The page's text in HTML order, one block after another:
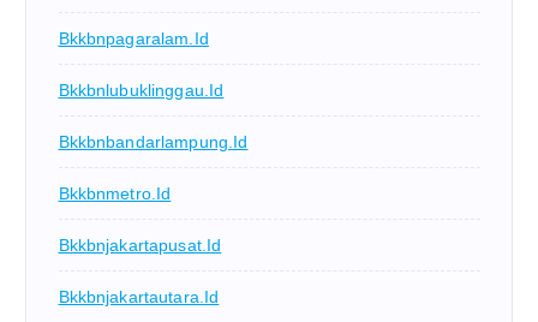
Bkkbnpagaralam.id
Bkkbnlubuklinggau.id
Bkkbnbandarlampung.id
Bkkbnmetro.id
Bkkbnjakartapusat.id
Bkkbnjakartautara.id